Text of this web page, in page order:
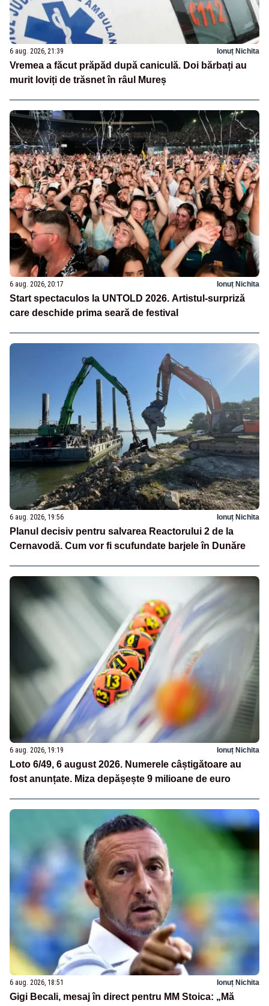
6 aug. 2026, 21:39 Ionuț Nichita
Vremea a făcut prăpăd după caniculă. Doi bărbați au
murit loviți de trăsnet în râul Mureș
6 aug. 2026, 20:17 Ionuț Nichita
Start spectaculos la UNTOLD 2026. Artistul-surpriză
care deschide prima seară de festival
6 aug. 2026, 19:56 Ionuț Nichita
Planul decisiv pentru salvarea Reactorului 2 de la
Cernavodă. Cum vor fi scufundate barjele în Dunăre
6 aug. 2026, 19:19 Ionuț Nichita
Loto 6/49, 6 august 2026. Numerele câștigătoare au
fost anunțate. Miza depășește 9 milioane de euro
6 aug. 2026, 18:51 Ionuț Nichita
Gigi Becali, mesaj în direct pentru MM Stoica: „Mă